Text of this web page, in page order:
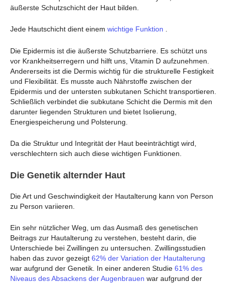
äußerste Schutzschicht der Haut bilden.
Jede Hautschicht dient einem wichtige Funktion .
Die Epidermis ist die äußerste Schutzbarriere. Es schützt uns
vor Krankheitserregern und hilft uns, Vitamin D aufzunehmen.
Andererseits ist die Dermis wichtig für die strukturelle Festigkeit
und Flexibilität. Es musste auch Nährstoffe zwischen der
Epidermis und der untersten subkutanen Schicht transportieren.
Schließlich verbindet die subkutane Schicht die Dermis mit den
darunter liegenden Strukturen und bietet Isolierung,
Energiespeicherung und Polsterung.
Da die Struktur und Integrität der Haut beeinträchtigt wird,
verschlechtern sich auch diese wichtigen Funktionen.
Die Genetik alternder Haut
Die Art und Geschwindigkeit der Hautalterung kann von Person
zu Person variieren.
Ein sehr nützlicher Weg, um das Ausmaß des genetischen
Beitrags zur Hautalterung zu verstehen, besteht darin, die
Unterschiede bei Zwillingen zu untersuchen. Zwillingsstudien
haben das zuvor gezeigt 62% der Variation der Hautalterung
war aufgrund der Genetik. In einer anderen Studie 61% des
Niveaus des Absackens der Augenbrauen war aufgrund der